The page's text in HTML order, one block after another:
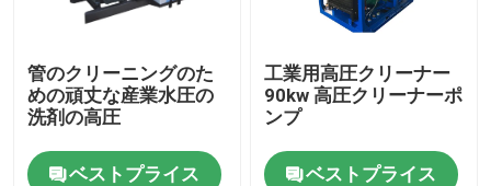
管のクリーニングのた
めの頑丈な産業水圧の
洗剤の高圧
ベストプライス
工業用高圧クリーナー
90kw 高圧クリーナーポ
ンプ
ベストプライス